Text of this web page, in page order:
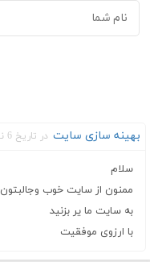
بهینه سازی سایت در تاریخ 6 نوامبر 2013 گفته :
سلام
ممنون از سایت خوب وجالبتون
به سایت ما یر بزنید
با ارزوی موفقیت